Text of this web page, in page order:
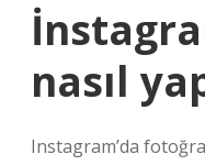
nasıl
Instagram’da